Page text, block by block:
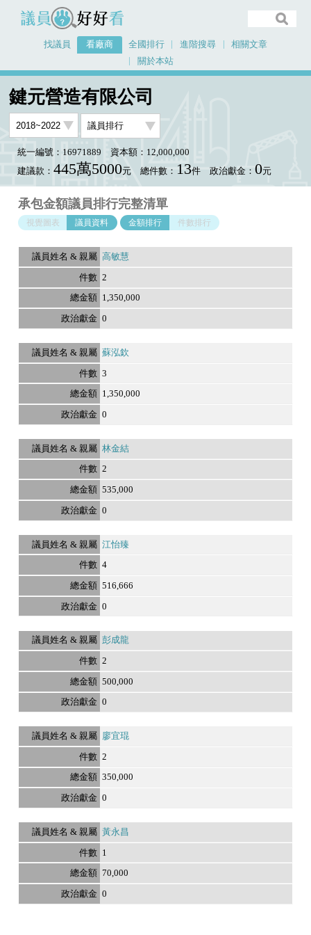
議員好好看
找議員 看廠商 全國排行 進階搜尋
相關文章
關於本站
鍵元營造有限公司
統一編號：16971889
資本額：12,000,000
建議款： 445萬5000元 總件數： 13件 政治獻金： 0元
承包金額議員排行完整清單
視覺圖表 議員資料 金額排行 件數排行
高敏慧
2
1,350,000
0
蘇泓欽
3
1,350,000
0
林金結
2
535,000
0
江怡臻
4
516,666
0
彭成龍
2
500,000
0
廖宜琨
2
350,000
0
黃永昌
1
70,000
0